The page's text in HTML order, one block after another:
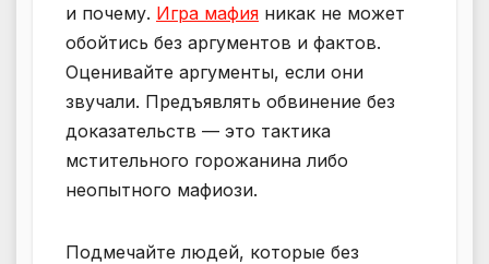
и почему. Игра мафия никак не может
обойтись без аргументов и фактов.
Оценивайте аргументы, если они
звучали. Предъявлять обвинение без
доказательств — это тактика
мстительного горожанина либо
неопытного мафиози.
Подмечайте людей, которые без